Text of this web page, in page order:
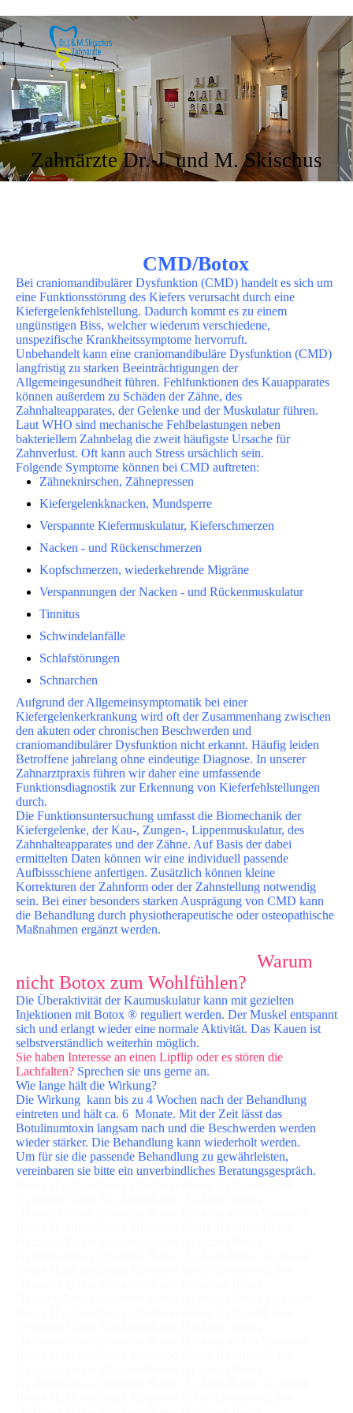
Zahnärzte Dr. J. und M. Skischus
CMD/Botox
Bei craniomandibulärer Dysfunktion (CMD) handelt es sich um
eine Funktionsstörung des Kiefers verursacht durch eine
Kiefergelenkfehlstellung. Dadurch kommt es zu einem
ungünstigen Biss, welcher wiederum verschiedene,
unspezifische Krankheitssymptome hervorruft.
Unbehandelt kann eine craniomandibuläre Dysfunktion (CMD)
langfristig zu starken Beeinträchtigungen der
Allgemeingesundheit führen. Fehlfunktionen des Kauapparates
können außerdem zu Schäden der Zähne, des
Zahnhalteapparates, der Gelenke und der Muskulatur führen.
Laut WHO sind mechanische Fehlbelastungen neben
bakteriellem Zahnbelag die zweit häufigste Ursache für
Zahnverlust. Oft kann auch Stress ursächlich sein.
Folgende Symptome können bei CMD auftreten:
Zähneknirschen, Zähnepressen
Kiefergelenkknacken, Mundsperre
Verspannte Kiefermuskulatur, Kieferschmerzen
Nacken - und Rückenschmerzen
Kopfschmerzen, wiederkehrende Migräne
Verspannungen der Nacken - und Rückenmuskulatur
Tinnitus
Schwindelanfälle
Schlafstörungen
Schnarchen
Aufgrund der Allgemeinsymptomatik bei einer
Kiefergelenkerkrankung wird oft der Zusammenhang zwischen
den akuten oder chronischen Beschwerden und
craniomandibulärer Dysfunktion nicht erkannt. Häufig leiden
Betroffene jahrelang ohne eindeutige Diagnose. In unserer
Zahnarztpraxis führen wir daher eine umfassende
Funktionsdiagnostik zur Erkennung von Kieferfehlstellungen
durch.
Die Funktionsuntersuchung umfasst die Biomechanik der
Kiefergelenke, der Kau-, Zungen-, Lippenmuskulatur, des
Zahnhalteapparates und der Zähne. Auf Basis der dabei
ermittelten Daten können wir eine individuell passende
Aufbissschiene anfertigen. Zusätzlich können kleine
Korrekturen der Zahnform oder der Zahnstellung notwendig
sein. Bei einer besonders starken Ausprägung von CMD kann
die Behandlung durch physiotherapeutische oder osteopathische
Maßnahmen ergänzt werden.
Warum
nicht Botox zum Wohlfühlen?
Die Überaktivität der Kaumuskulatur kann mit gezielten
Injektionen mit Botox ® reguliert werden. Der Muskel entspannt
sich und erlangt wieder eine normale Aktivität. Das Kauen ist
selbstverständlich weiterhin möglich.
Sie haben Interesse an einen Lipflip oder es stören die
Lachfalten? Sprechen sie uns gerne an.
Wie lange hält die Wirkung?
Die Wirkung kann bis zu 4 Wochen nach der Behandlung
eintreten und hält ca. 6 Monate. Mit der Zeit lässt das
Botulinumtoxin langsam nach und die Beschwerden werden
wieder stärker. Die Behandlung kann wiederholt werden.
Um für sie die passende Behandlung zu gewährleisten,
vereinbaren sie bitte ein unverbindliches Beratungsgespräch.